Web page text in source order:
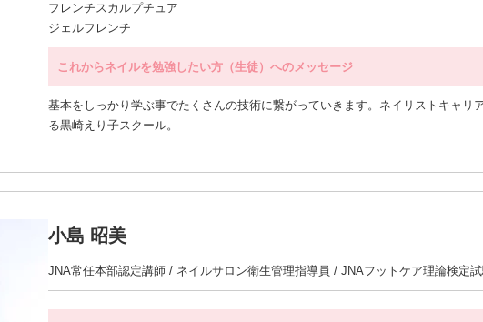
フレンチスカルプチュア
ジェルフレンチ
これからネイルを勉強したい方（生徒）へのメッセージ
基本をしっかり学ぶ事でたくさんの技術に繋がっていきます。ネイリストキャリ
る黒崎えり子スクール。
小島 昭美
JNA常任本部認定講師 / ネイルサロン衛生管理指導員 / JNAフットケア理論検定